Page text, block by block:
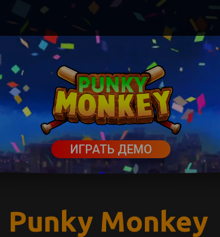
ИГРАТЬ ДЕМО
Punky Monkey